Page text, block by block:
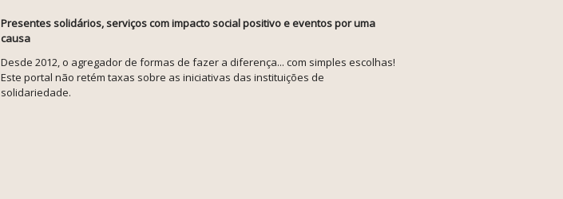
Presentes solidários, serviços com impacto social positivo e eventos por uma
causa
Desde 2012, o agregador de formas de fazer a diferença... com simples escolhas!
Este portal não retém taxas sobre as iniciativas das instituições de
solidariedade.